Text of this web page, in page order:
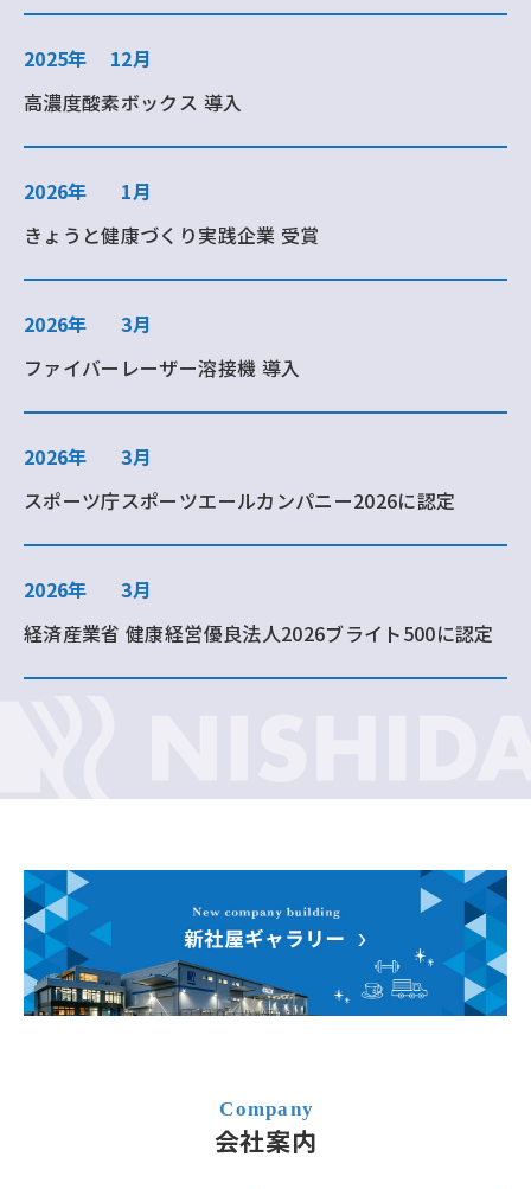
2025年
12月
高濃度酸素ボックス 導入
2026年
1月
きょうと健康づくり実践企業 受賞
2026年
3月
ファイバーレーザー溶接機 導入
2026年
3月
スポーツ庁スポーツエールカンパニー2026に認定
2026年
3月
経済産業省 健康経営優良法人2026ブライト500に認定
会社案内